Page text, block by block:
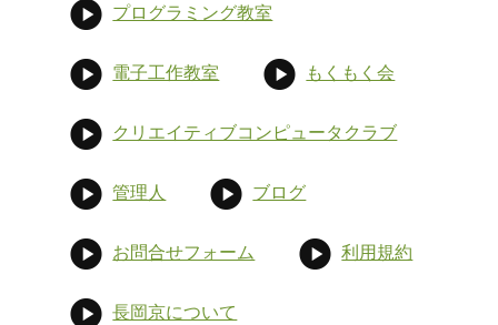
プログラミング教室
電子工作教室 もくもく会
クリエイティブコンピュータクラブ
管理人 ブログ
お問合せフォーム 利用規約
長岡京について